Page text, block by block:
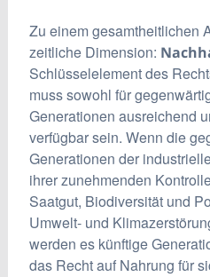
Zu einem gesamtheitlichen
zeitliche Dimension:
Schlüsselelement des
muss sowohl für
Generationen ausreichend
verfügbar sein. Wenn die
Generationen der
ihrer zunehmenden
Saatgut, Biodiversität und
Umwelt- und
werden es künftige
das Recht auf Nahrung für